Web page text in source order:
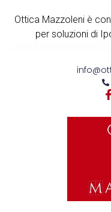
Ottica Mazzoleni è
per soluzioni di